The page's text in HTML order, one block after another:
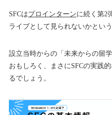
SFCはプロインターンに続く第2
ライブとして見られないかとい
設立当時からの「未来からの留
おもしろく、まさにSFCの実践
るでしょう。